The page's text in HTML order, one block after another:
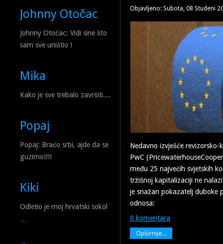
Johnny Otočac
Johnny Otočac: Vidi sine što
sam sve uništio !
Mika
Kako je sve trebalo završiti....
Popaj
Popaj: Braćo srbi, ajde da se
guzimo!!!!
Kiki
Odletio je moj hrvatski sokol
Objavljeno: Subota, 08 Studeni
Nedavno izvješće revizorsko-
PwC
među 25 najvećih svjetskih
tržišnoj kapitalizaciji ne
je snažan pokazatelj duboke
odnosa:
0 komentara
Opširnije...